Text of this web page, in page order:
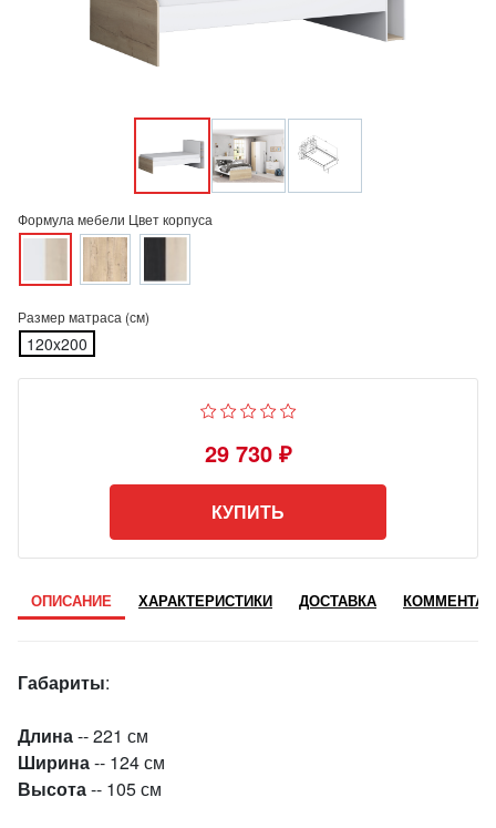
Формула мебели Цвет корпуса
Размер матраса (см)
120x200
29 730 ₽
КУПИТЬ
ОПИСАНИЕ ХАРАКТЕРИСТИКИ ДОСТАВКА
Габариты:
Длина-- 221 см
Ширина-- 124 см
Высота-- 105 см